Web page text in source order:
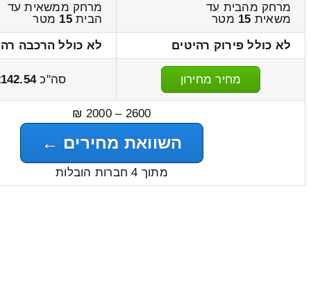
מרחק מהבית עד
משאית 15 מטר
מרחק ממשאית עד
הבית15 מטר
לא כולל פירוק רהיטים
לא כולל הרכבה
מחיר מחירון סה"כ
2600 – 2000 ₪
השוואת מחירים ←
מתוך 4 חברות הובלות